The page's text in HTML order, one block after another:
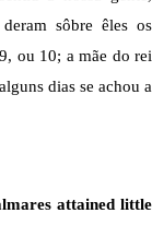
deram sôbre êles os
ou 10; a mãe do rei
dias se achou a
attained little